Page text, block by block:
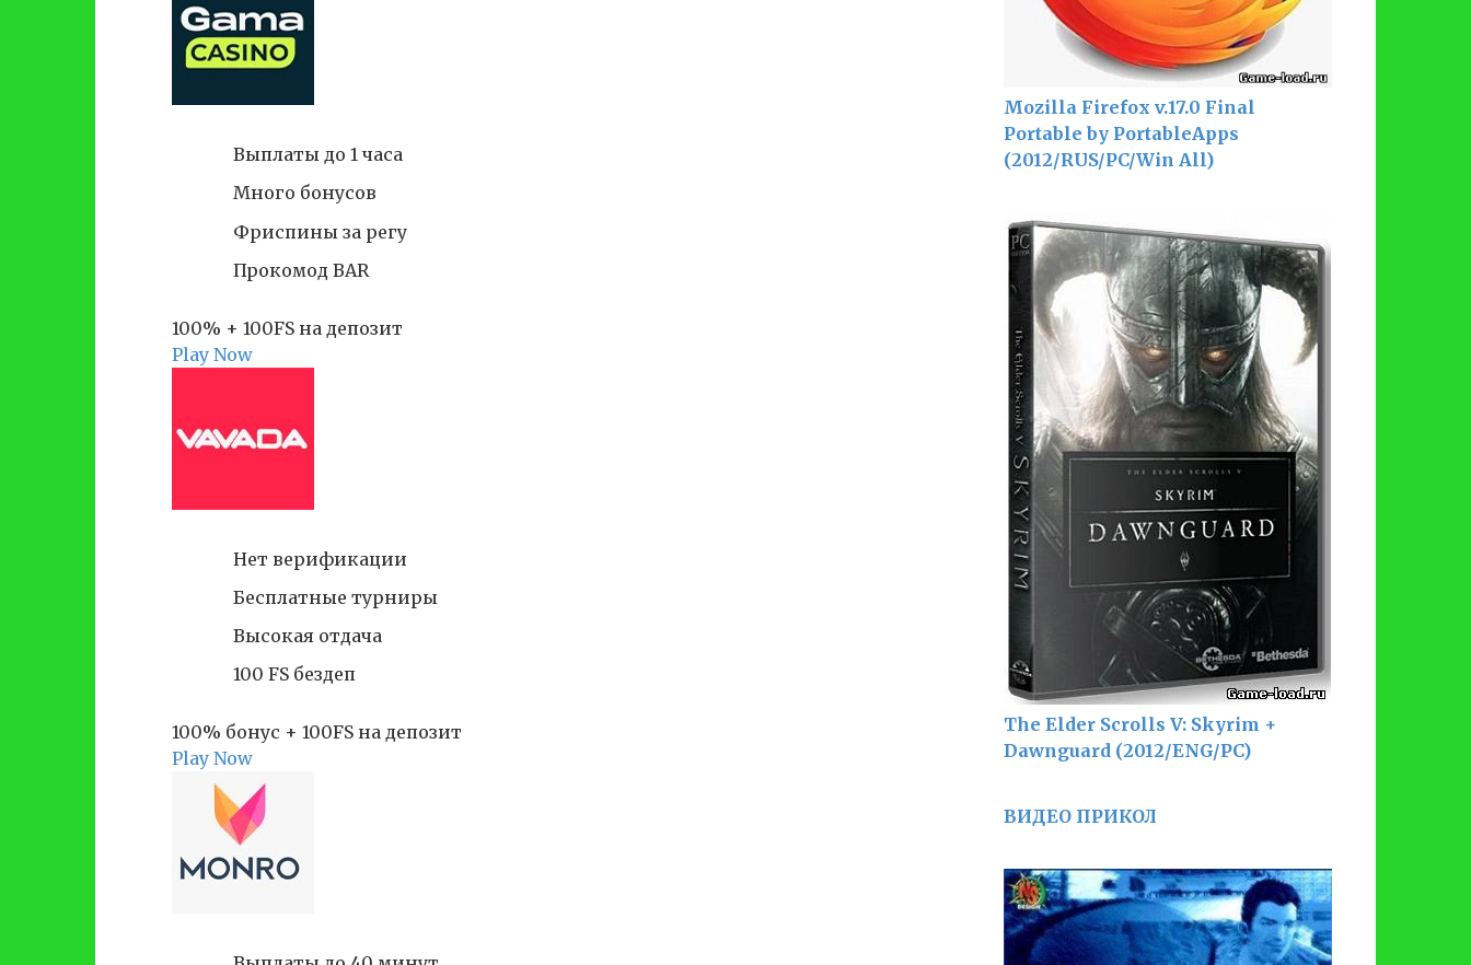
Выплаты до 1 часа
Много бонусов
Фриспины за регу
Прокомод BAR
100% + 100FS на депозит
Play Now
Нет верификации
Бесплатные турниры
Высокая отдача
100 FS бездеп
100% бонус + 100FS на депозит
Play Now
Mozilla Firefox v.17.0 Final
Portable by PortableApps
(2012/RUS/PC/Win All)
The Elder Scrolls V: Skyrim +
Dawnguard (2012/ENG/PC)
ВИДЕО ПРИКОЛ